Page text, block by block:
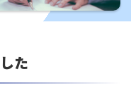
た